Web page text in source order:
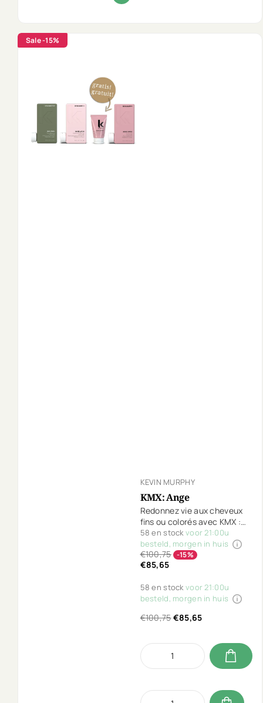
Sale-15%
KEVIN MURPHY
KMX: Ange
Redonnez vie aux cheveux
fins ou colorés avec KMX :
Angel ! Contient
MAXI.WASH, ANGEL.WASH,
ANGEL.RINSE et un mini
ANGEL.MASQUE (40ml)
Pour de la souplesse, du
volume et de la brillance
58 en stockvoor 21:00u
besteld, morgen in huis
€100,75 -15%
€85,65
58 en stockvoor 21:00u
besteld, morgen in huis
€100,75€85,65